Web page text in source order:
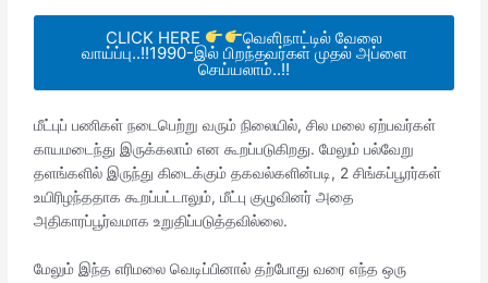
CLICK HERE வெளிநாட்டில் வேலை
வாய்ப்பு..!!1990-இல் பிறந்தவர்கள் முதல் அப்ளை
செய்யலாம்..!!
மீட்புப் பணிகள் நடைபெற்று வரும் நிலையில், சில மலை ஏற்பவர்கள்
காயமடைந்து இருக்கலாம் என கூறப்படுகிறது. மேலும் பல்வேறு
தளங்களில் இருந்து கிடைக்கும் தகவல்களின்படி, 2 சிங்கப்பூரர்கள்
உயிரிழந்ததாக கூறப்பட்டாலும், மீட்பு குழுவினர் அதை
அதிகாரப்பூர்வமாக உறுதிப்படுத்தவில்லை.
மேலும் இந்த எரிமலை வெடிப்பினால் தற்போது வரை எந்த ஒரு